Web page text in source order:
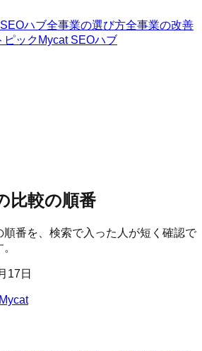
ハブ全事業の選び方全事業の改善
ピック Mycat SEOハブ
比較の順番
番を、検索で入った人が短く確認で
17日